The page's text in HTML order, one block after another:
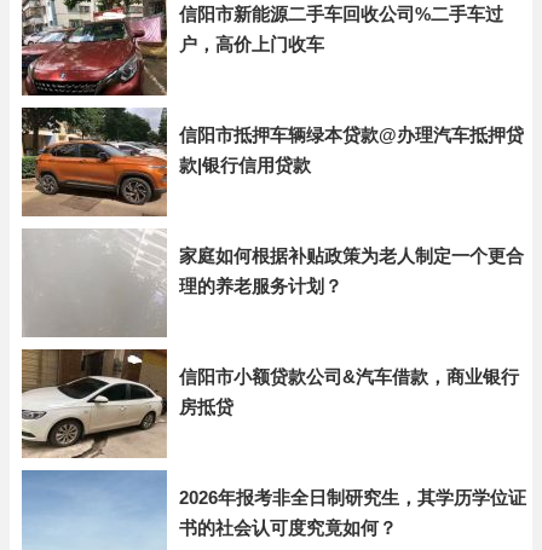
信阳市新能源二手车回收公司%二手车过
户，高价上门收车
信阳市抵押车辆绿本贷款@办理汽车抵押贷
款|银行信用贷款
家庭如何根据补贴政策为老人制定一个更合
理的养老服务计划？
信阳市小额贷款公司&汽车借款，商业银行
房抵贷
2026年报考非全日制研究生，其学历学位证
书的社会认可度究竟如何？